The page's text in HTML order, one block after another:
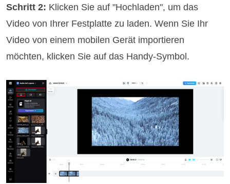
Schritt 2: Klicken Sie auf "Hochladen", um das
Video von Ihrer Festplatte zu laden. Wenn Sie Ihr
Video von einem mobilen Gerät importieren
möchten, klicken Sie auf das Handy-Symbol.